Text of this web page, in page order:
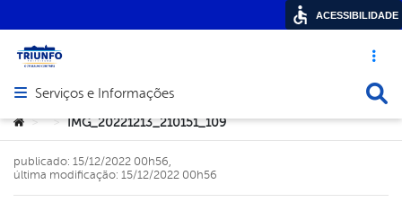
Acesso
Abrir menu principal de navegação
Serviços e Informações
Você está aqui:
> > IMG_20221213_210151_109
publicado: 15/12/2022 00h56,
última modificação: 15/12/2022 00h56
ACESSIBILIDADE